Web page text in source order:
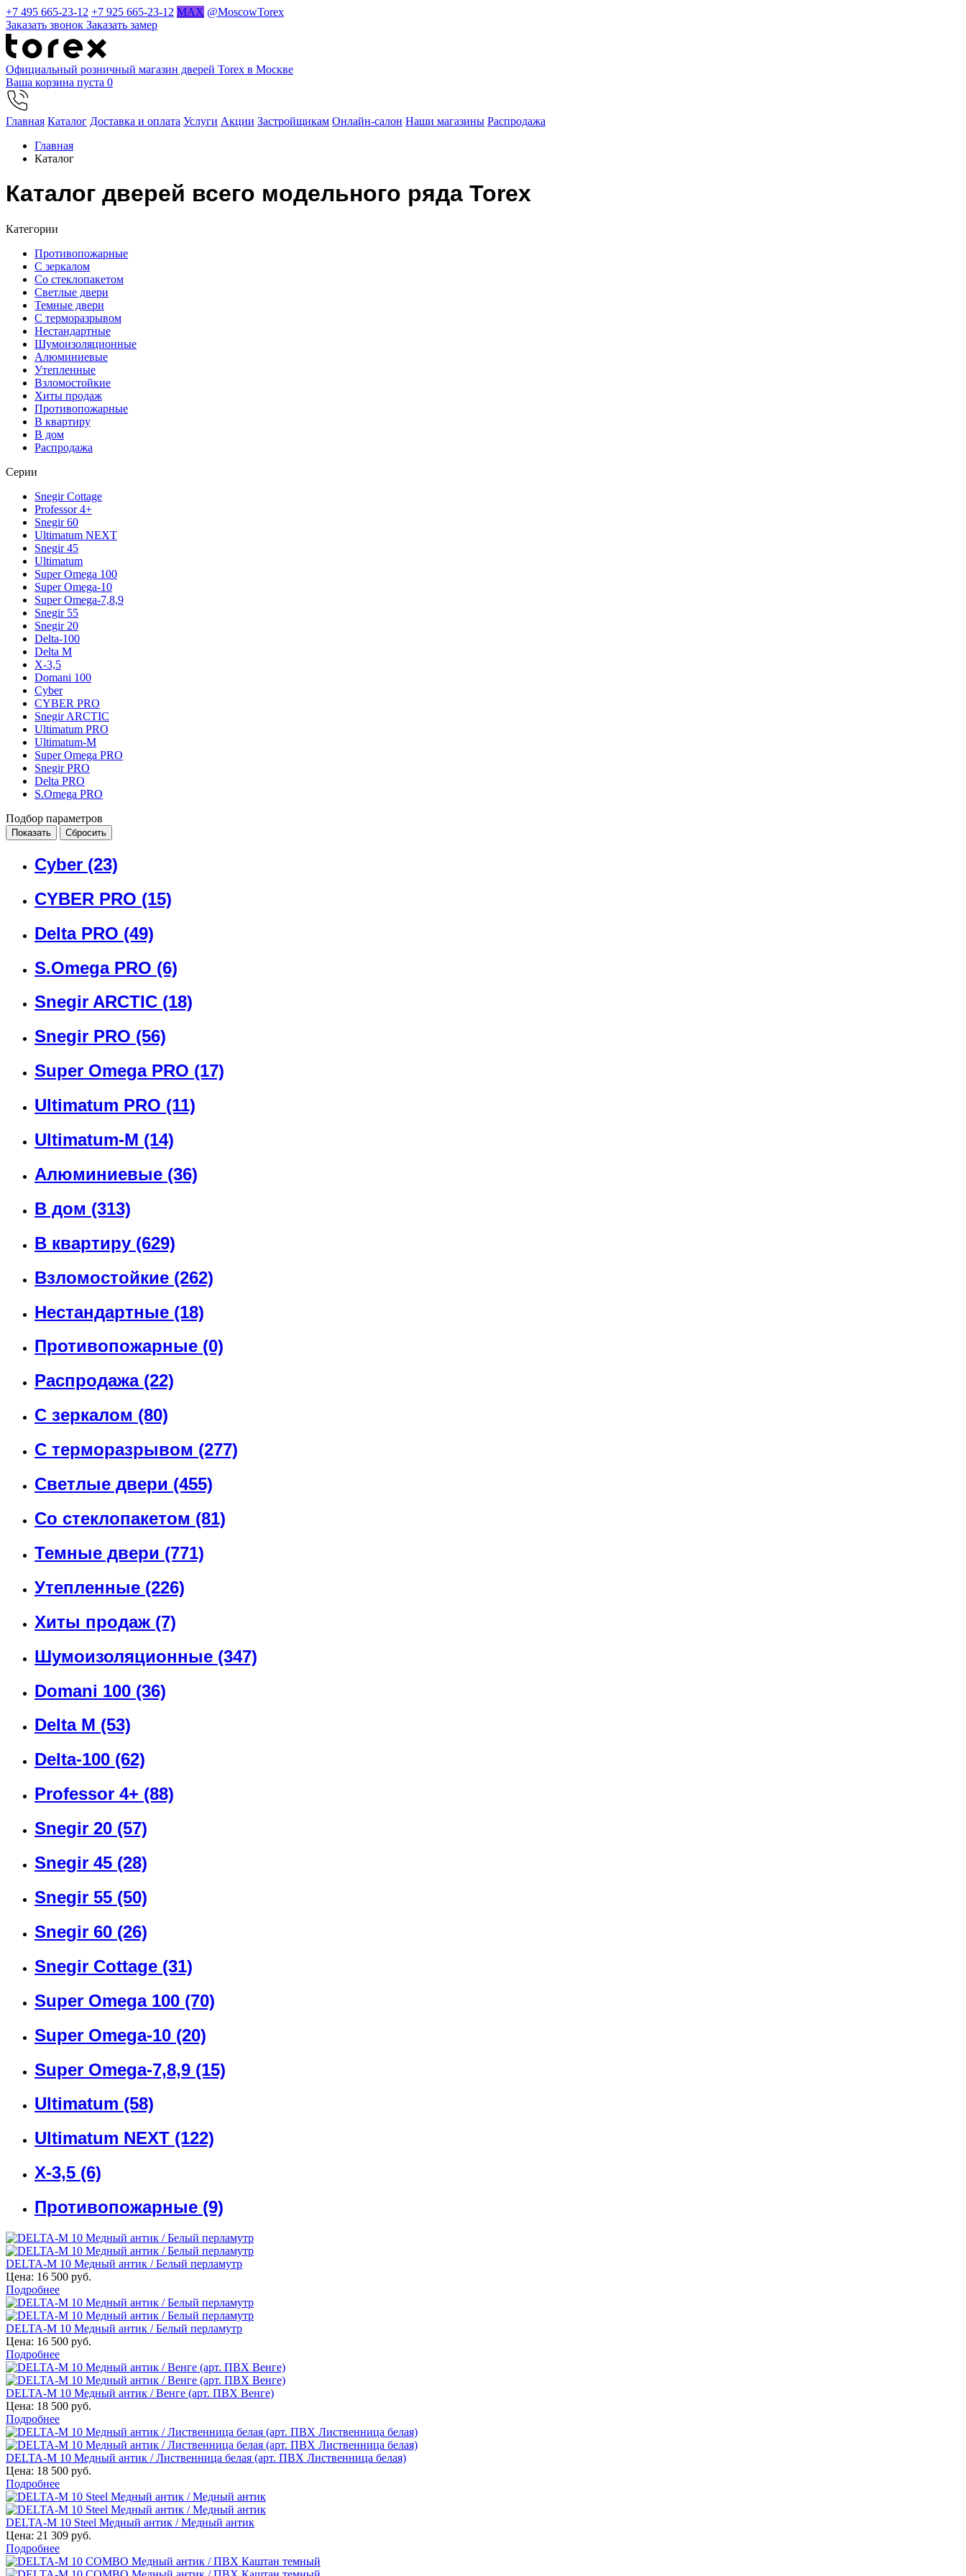
+7 495 665-23-12 +7 925 665-23-12 MAX @MoscowTorex
Заказать звонок Заказать замер
Официальный розничный магазин дверей Torex в Москве
Ваша корзина пуста 0
Главная Каталог Доставка и оплата Услуги Акции Застройщикам Онлайн-салон Наши магазины Распродажа
Главная
Каталог
Каталог дверей всего модельного ряда Torex
Категории
Противопожарные
С зеркалом
Со стеклопакетом
Светлые двери
Темные двери
С терморазрывом
Нестандартные
Шумоизоляционные
Алюминиевые
Утепленные
Взломостойкие
Хиты продаж
Противопожарные
В квартиру
В дом
Распродажа
Серии
Snegir Cottage
Professor 4+
Snegir 60
Ultimatum NEXT
Snegir 45
Ultimatum
Super Omega 100
Super Omega-10
Super Omega-7,8,9
Snegir 55
Snegir 20
Delta-100
Delta M
X-3,5
Domani 100
Cyber
CYBER PRO
Snegir ARCTIC
Ultimatum PRO
Ultimatum-M
Super Omega PRO
Snegir PRO
Delta PRO
S.Omega PRO
Подбор параметров
Cyber (23)
CYBER PRO (15)
Delta PRO (49)
S.Omega PRO (6)
Snegir ARCTIC (18)
Snegir PRO (56)
Super Omega PRO (17)
Ultimatum PRO (11)
Ultimatum-M (14)
Алюминиевые (36)
В дом (313)
В квартиру (629)
Взломостойкие (262)
Нестандартные (18)
Противопожарные (0)
Распродажа (22)
С зеркалом (80)
С терморазрывом (277)
Светлые двери (455)
Со стеклопакетом (81)
Темные двери (771)
Утепленные (226)
Хиты продаж (7)
Шумоизоляционные (347)
Domani 100 (36)
Delta M (53)
Delta-100 (62)
Professor 4+ (88)
Snegir 20 (57)
Snegir 45 (28)
Snegir 55 (50)
Snegir 60 (26)
Snegir Cottage (31)
Super Omega 100 (70)
Super Omega-10 (20)
Super Omega-7,8,9 (15)
Ultimatum (58)
Ultimatum NEXT (122)
X-3,5 (6)
Противопожарные (9)
DELTA-M 10 Медный антик / Белый перламутр
Цена: 16 500 руб.
Подробнее
DELTA-M 10 Медный антик / Белый перламутр
Цена: 16 500 руб.
Подробнее
DELTA-M 10 Медный антик / Венге (арт. ПВХ Венге)
Цена: 18 500 руб.
Подробнее
DELTA-M 10 Медный антик / Лиственница белая (арт. ПВХ Лиственница белая)
Цена: 18 500 руб.
Подробнее
DELTA-M 10 Steel Медный антик / Медный антик
Цена: 21 309 руб.
Подробнее